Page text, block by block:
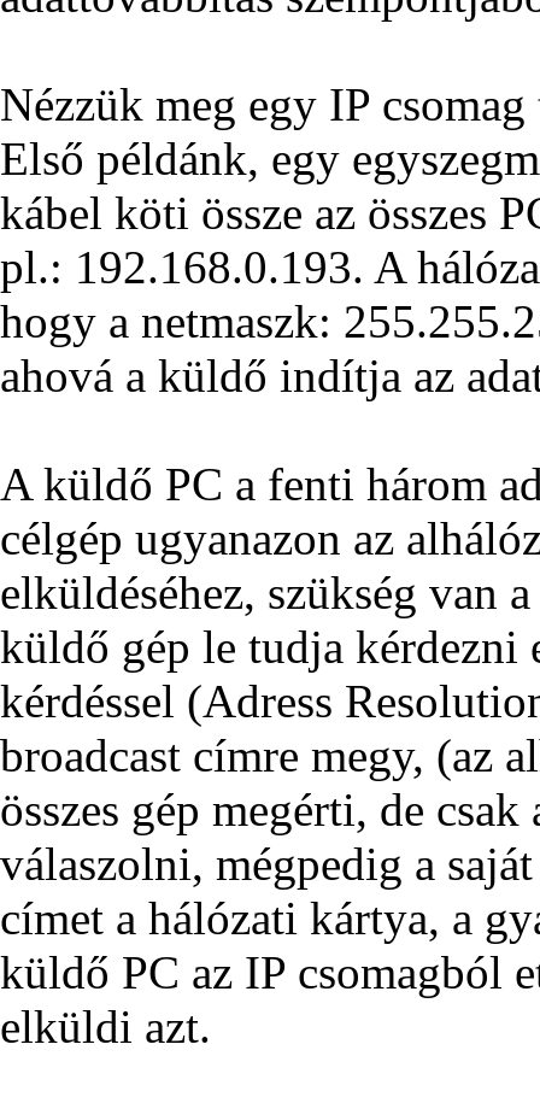
Nézzük meg egy IP
Első példánk, egy
kábel köti össze az összes
pl.: 192.168.0.193. A
hogy a netmaszk:
ahová a küldő indítja az
A küldő PC a fenti három
célgép ugyanazon az
elküldéséhez, szükség van
küldő gép le tudja kérdezni
kérdéssel (Adress
broadcast címre megy, (az
összes gép megérti, de
válaszolni, mégpedig a
címet a hálózati kártya, a
küldő PC az IP csomagból
elküldi azt.